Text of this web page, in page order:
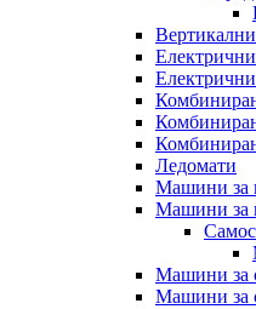
Ледомати
Машини за
Машини за
Машини за
Машини за